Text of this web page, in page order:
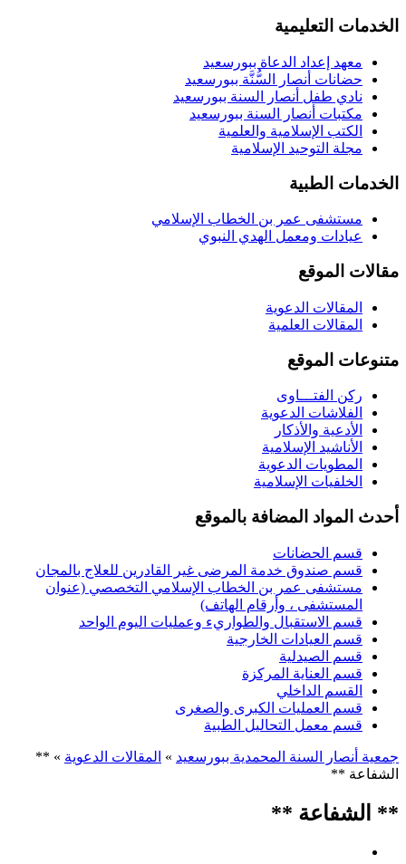
الخدمات التعليمية
معهد إعداد الدعاة ببورسعيد
حضانات أنصار السُّنَّة ببورسعيد
نادي طفل أنصار السنة ببورسعيد
مكتبات أنصار السنة ببورسعيد
الكتب الإسلامية والعلمية
مجلة التوحيد الإسلامية
الخدمات الطبية
مستشفى عمر بن الخطاب الإسلامي
عيادات ومعمل الهدي النبوي
مقالات الموقع
المقالات الدعوية
المقالات العلمية
متنوعات الموقع
ركن الفتـــاوى
الفلاشات الدعوية
الأدعية والأذكار
الأناشيد الإسلامية
المطويات الدعوية
الخلفيات الإسلامية
أحدث المواد المضافة بالموقع
قسم الحضانات
قسم صندوق خدمة المرضى غير القادرين للعلاج بالمجان
مستشفى عمر بن الخطاب الإسلامي التخصصي (عنوان
المستشفى ، وأرقام الهاتف)
قسم الاستقبال والطواريء وعمليات اليوم الواحد
قسم العيادات الخارجية
قسم الصيدلية
قسم العناية المركزة
القسم الداخلي
قسم العمليات الكبرى والصغرى
قسم معمل التحاليل الطبية
جمعية أنصار السنة المحمدية ببورسعيد » المقالات الدعوية » **
الشفاعة **
** الشفاعة **